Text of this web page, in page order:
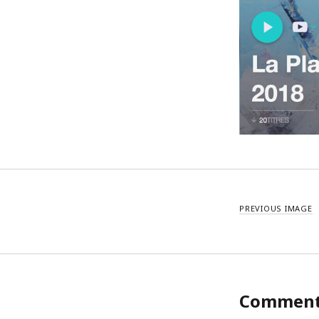
PREVIOUS IMAGE